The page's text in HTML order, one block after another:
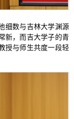
细数与吉林大学渊源
新，而吉大学子的青
授与师生共度一段轻